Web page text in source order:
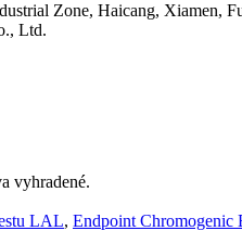
Zone, Haicang, Xiamen,
Ltd.
vyhradené.
LAL, Endpoint Chromogenic